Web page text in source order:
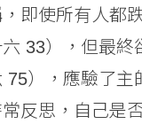
即使所有人都
33），但最終
75），應驗了主
反思，自己是